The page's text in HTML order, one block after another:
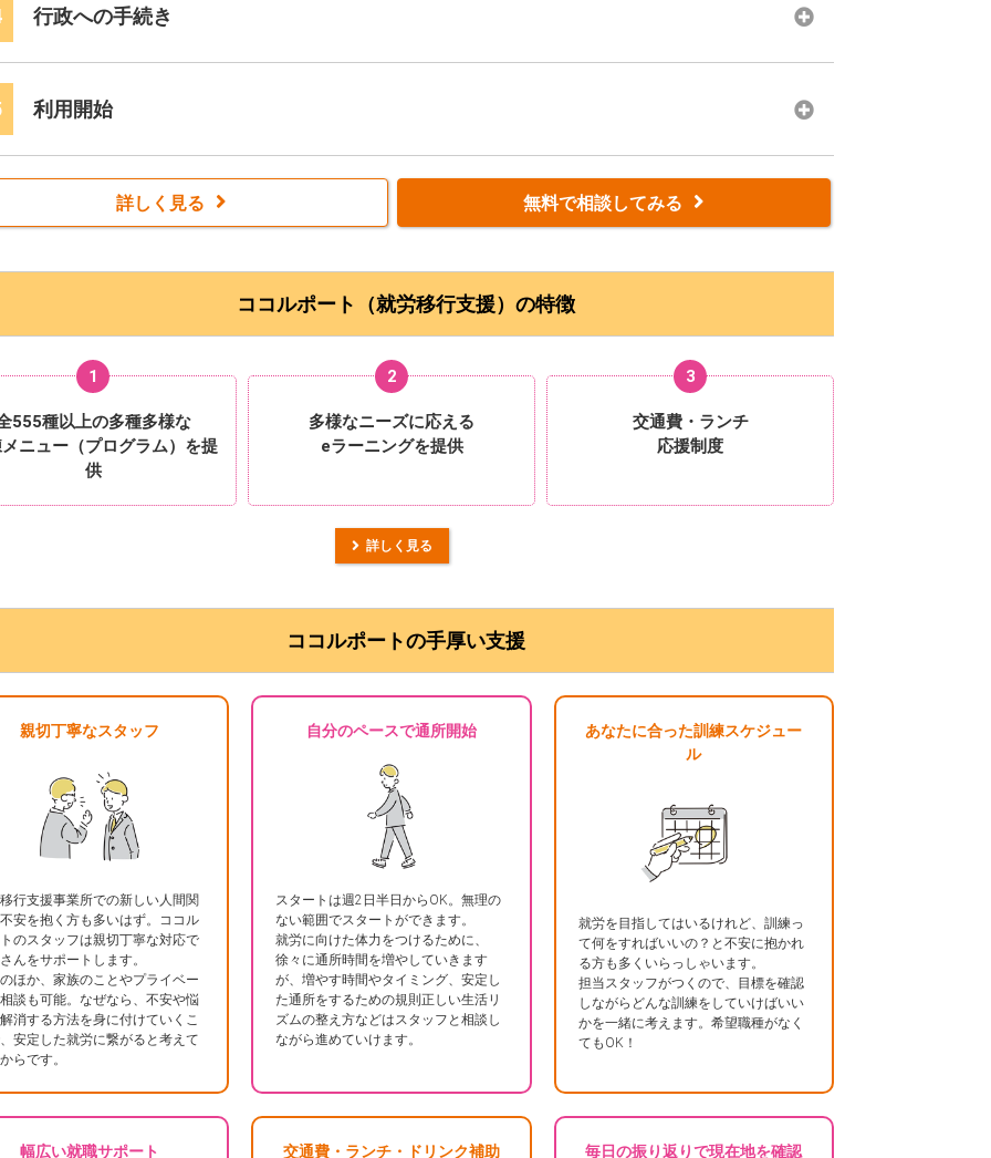
行政への手続き
利用開始
詳しく見る 無料で相談してみる
ココルポート（就労移行支援）の特徴
1
555種以上の多種多様な
ニュー（プログラム）を提
供
2
多様なニーズに応える
eラーニングを提供
3
交通費・ランチ
応援制度
詳しく見る
ココルポートの手厚い支援
親切丁寧なスタッフ
行支援事業所での新しい人間関
安を抱く方も多いはず。ココル
のスタッフは親切丁寧な対応で
んをサポートします。
ほか、家族のことやプライベー
談も可能。なぜなら、不安や悩
消する方法を身に付けていくこ
安定した就労に繋がると考えて
らです。
自分のペースで通所開始
スタートは週2日半日からOK。無理の
ない範囲でスタートができます。
就労に向けた体力をつけるために、
徐々に通所時間を増やしていきます
が、増やす時間やタイミング、安定し
た通所をするための規則正しい生活リ
ズムの整え方などはスタッフと相談し
ながら進めていけます。
あなたに合った訓練スケジュー
ル
就労を目指してはいるけれど、訓練っ
て何をすればいいの？と不安に抱かれ
る方も多くいらっしゃいます。
担当スタッフがつくので、目標を確認
しながらどんな訓練をしていけばいい
かを一緒に考えます。希望職種がなく
てもOK！
幅広い就職サポート 交通費・ランチ・ドリンク補助 毎日の振り返りで現在地を確認